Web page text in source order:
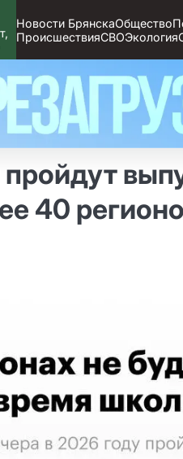
Новости БрянскаОбщество
ПроисшествияСВОЭкология
40